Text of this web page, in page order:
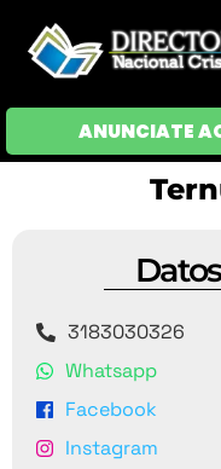
ANUNCIATE
3183030326
Whatsapp
Facebook
Instagram